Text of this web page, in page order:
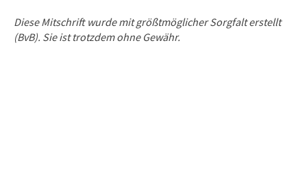
Diese Mitschrift wurde mit größtmöglicher Sorgfalt erstellt
(BvB). Sie ist trotzdem ohne Gewähr.